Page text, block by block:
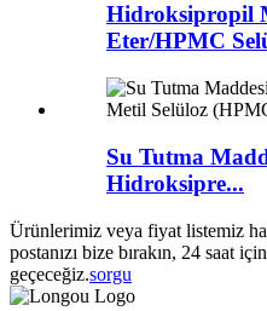
Hidroksipropil
Eter/HPMC
Su Tutma
Hidroksipre...
Ürünlerimiz veya fiyat listemiz
postanızı bize bırakın, 24 saat
geçeceğiz.sorgu